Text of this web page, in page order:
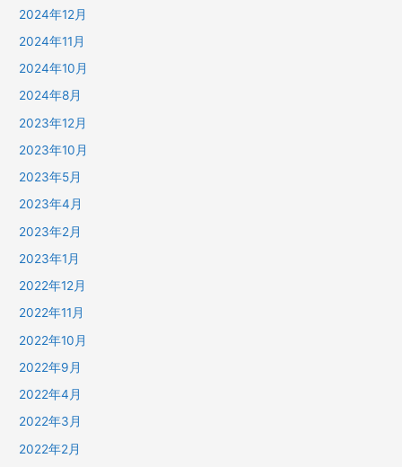
2024年12月
2024年11月
2024年10月
2024年8月
2023年12月
2023年10月
2023年5月
2023年4月
2023年2月
2023年1月
2022年12月
2022年11月
2022年10月
2022年9月
2022年4月
2022年3月
2022年2月